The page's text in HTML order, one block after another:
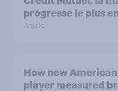
progresse le plus
Article
How new
player measured